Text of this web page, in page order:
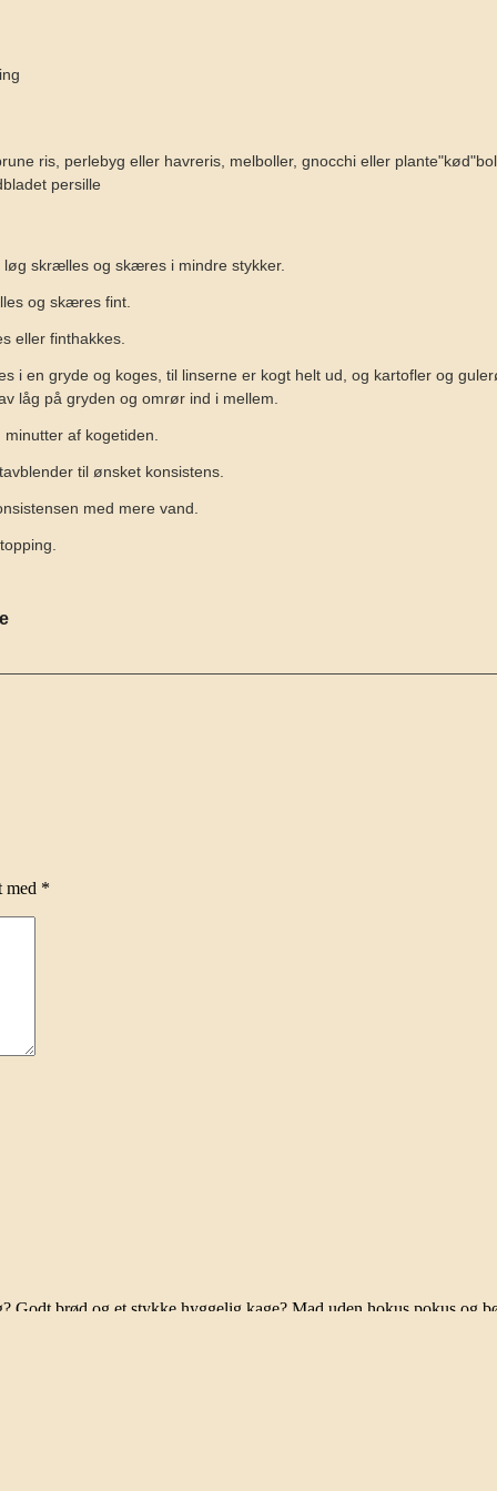
ris, perlebyg eller havreris, melboller, gnocchi eller
persille
skrælles og skæres i mindre stykker.
og skæres fint.
eller finthakkes.
i en gryde og koges, til linserne er kogt helt ud, og kartofler og
låg på gryden og omrør ind i mellem.
af kogetiden.
til ønsket konsistens.
med mere vand.
med *
Godt brød og et stykke hyggelig kage? Mad uden hokus pokus og